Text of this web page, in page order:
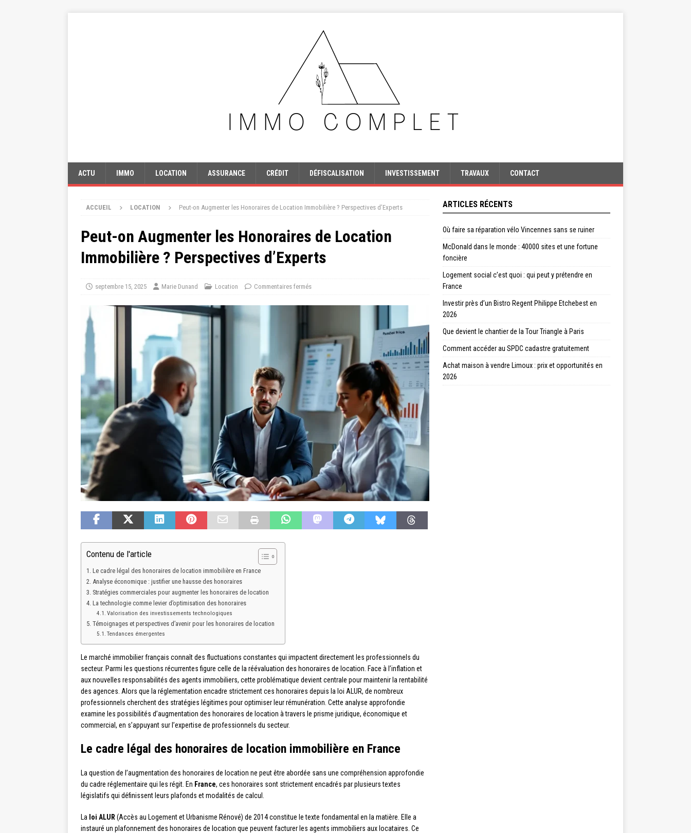
ACTU IMMO LOCATION ASSURANCE CRÉDIT DÉFISCALISATION INVESTISSEMENT TRAVAUX CONTACT
ACCUEIL LOCATION Peut-on Augmenter les Honoraires de Location Immobilière ? Perspectives d’Experts
Peut-on Augmenter les Honoraires de Location
Immobilière ? Perspectives d’Experts
septembre 15, 2025 Marie Dunand Location Commentaires fermés
Contenu de l'article
Le cadre légal des honoraires de location immobilière en France
Analyse économique : justifier une hausse des honoraires
Stratégies commerciales pour augmenter les honoraires de location
La technologie comme levier d’optimisation des honoraires
Valorisation des investissements technologiques
Témoignages et perspectives d’avenir pour les honoraires de location
Tendances émergentes
Le marché immobilier français connaît des fluctuations constantes qui impactent directement les professionnels du
secteur. Parmi les questions récurrentes figure celle de la réévaluation des honoraires de location. Face à l’inflation et
aux nouvelles responsabilités des agents immobiliers, cette problématique devient centrale pour maintenir la rentabilité
des agences. Alors que la réglementation encadre strictement ces honoraires depuis la loi ALUR, de nombreux
professionnels cherchent des stratégies légitimes pour optimiser leur rémunération. Cette analyse approfondie
examine les possibilités d’augmentation des honoraires de location à travers le prisme juridique, économique et
commercial, en s’appuyant sur l’expertise de professionnels du secteur.
Le cadre légal des honoraires de location immobilière en France
La question de l’augmentation des honoraires de location ne peut être abordée sans une compréhension approfondie
du cadre réglementaire qui les régit. En France, ces honoraires sont strictement encadrés par plusieurs textes
législatifs qui définissent leurs plafonds et modalités de calcul.
La loi ALUR (Accès au Logement et Urbanisme Rénové) de 2014 constitue le texte fondamental en la matière. Elle a
instauré un plafonnement des honoraires de location que peuvent facturer les agents immobiliers aux locataires. Ce
ARTICLES RÉCENTS
Où faire sa réparation vélo Vincennes sans se ruiner
McDonald dans le monde : 40000 sites et une fortune
foncière
Logement social c’est quoi : qui peut y prétendre en
France
Investir près d’un Bistro Regent Philippe Etchebest en
2026
Que devient le chantier de la Tour Triangle à Paris
Comment accéder au SPDC cadastre gratuitement
Achat maison à vendre Limoux : prix et opportunités en
2026